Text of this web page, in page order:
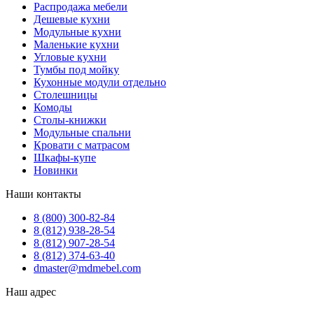
Распродажа мебели
Дешевые кухни
Модульные кухни
Маленькие кухни
Угловые кухни
Тумбы под мойку
Кухонные модули отдельно
Столешницы
Комоды
Столы-книжки
Модульные спальни
Кровати с матрасом
Шкафы-купе
Новинки
Наши контакты
8 (800) 300-82-84
8 (812) 938-28-54
8 (812) 907-28-54
8 (812) 374-63-40
dmaster@mdmebel.com
Наш адрес